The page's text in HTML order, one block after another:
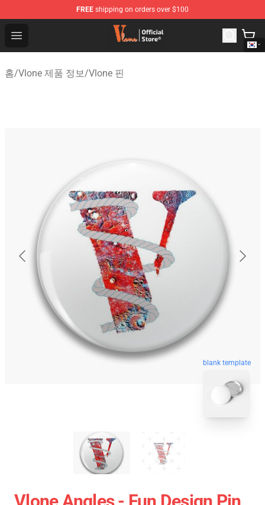
FREE shipping on orders over $100
Open menu
Vlone Shop - Official Vlone Merchandise Store
홈/Vlone 제품 정보/Vlone 핀
blank template